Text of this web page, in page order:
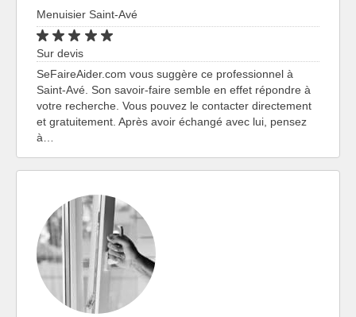
Menuisier Saint-Avé
Sur devis
SeFaireAider.com vous suggère ce professionnel à
Saint-Avé. Son savoir-faire semble en effet répondre à
votre recherche. Vous pouvez le contacter directement
et gratuitement. Après avoir échangé avec lui, pensez
à…